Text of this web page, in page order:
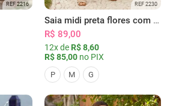
REF 2216 REF 2230
Saia midi preta flores com bolsos
R$ 89,00
12x de R$ 8,60
R$ 85,00 no PIX
P M G